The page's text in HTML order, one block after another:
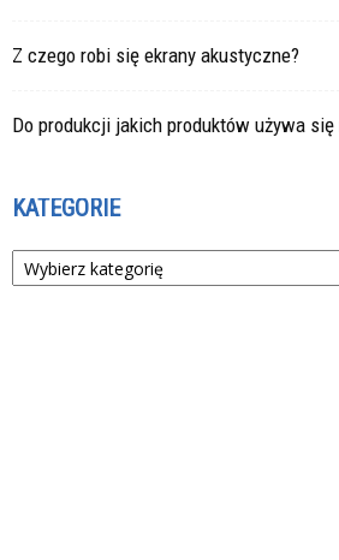
Z czego robi się ekrany akustyczne?
Do produkcji jakich produktów używa się
KATEGORIE
Kategorie